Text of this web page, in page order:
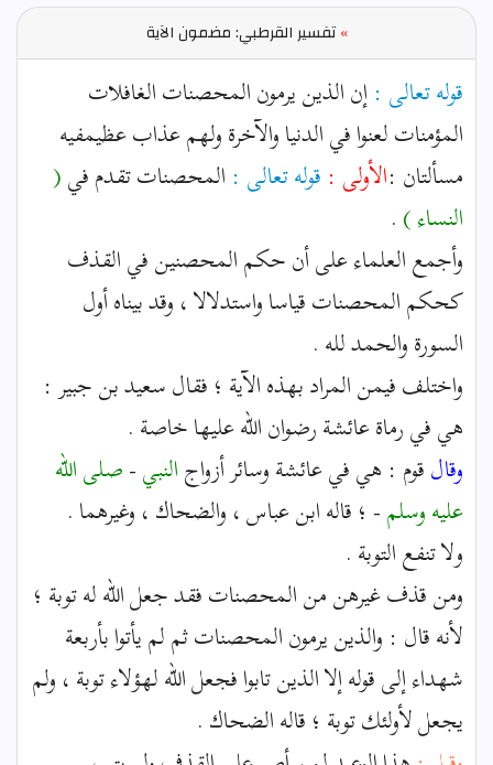
» تفسير القرطبي: مضمون الآية
قوله تعالى : إن الذين يرمون المحصنات الغافلات
المؤمنات لعنوا في الدنيا والآخرة ولهم عذاب عظيمفيه
مسألتان :الأولى : قوله تعالى : المحصنات تقدم في(
النساء ).
وأجمع العلماء على أن حكم المحصنين في القذف
كحكم المحصنات قياسا واستدلالا ، وقد بيناه أول
السورة والحمد لله .
واختلف فيمن المراد بهذه الآية ؛ فقال سعيد بن جبير :
هي في رماة عائشة رضوان الله عليها خاصة .
وقالقوم : هي في عائشة وسائر أزواجالنبي-صلى الله
عليه وسلم- ؛ قاله ابن عباس ، والضحاك ، وغيرهما .
ولا تنفع التوبة .
ومن قذف غيرهن من المحصنات فقد جعل الله له توبة ؛
لأنه قال : والذين يرمون المحصنات ثم لم يأتوا بأربعة
شهداء إلى قوله إلا الذين تابوا فجعل الله لهؤلاء توبة ، ولم
يجعل لأولئك توبة ؛ قاله الضحاك .